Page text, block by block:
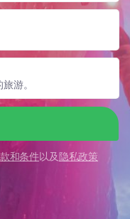
和条件以及 隐私政策